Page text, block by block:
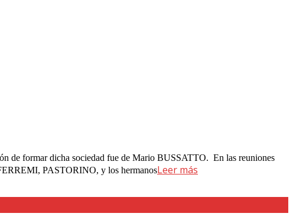
de formar dicha sociedad fue de Mario BUSSATTO. En las reuniones
PASTORINO, y los hermanosLeer más